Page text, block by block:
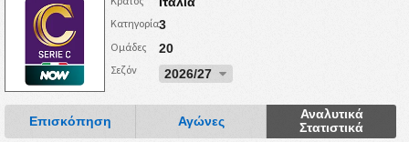
Κατηγορία3
Ομάδες 20
Σεζόν 2026/27
Επισκόπηση Αγώνες
Αναλυτικά
Στατιστικά